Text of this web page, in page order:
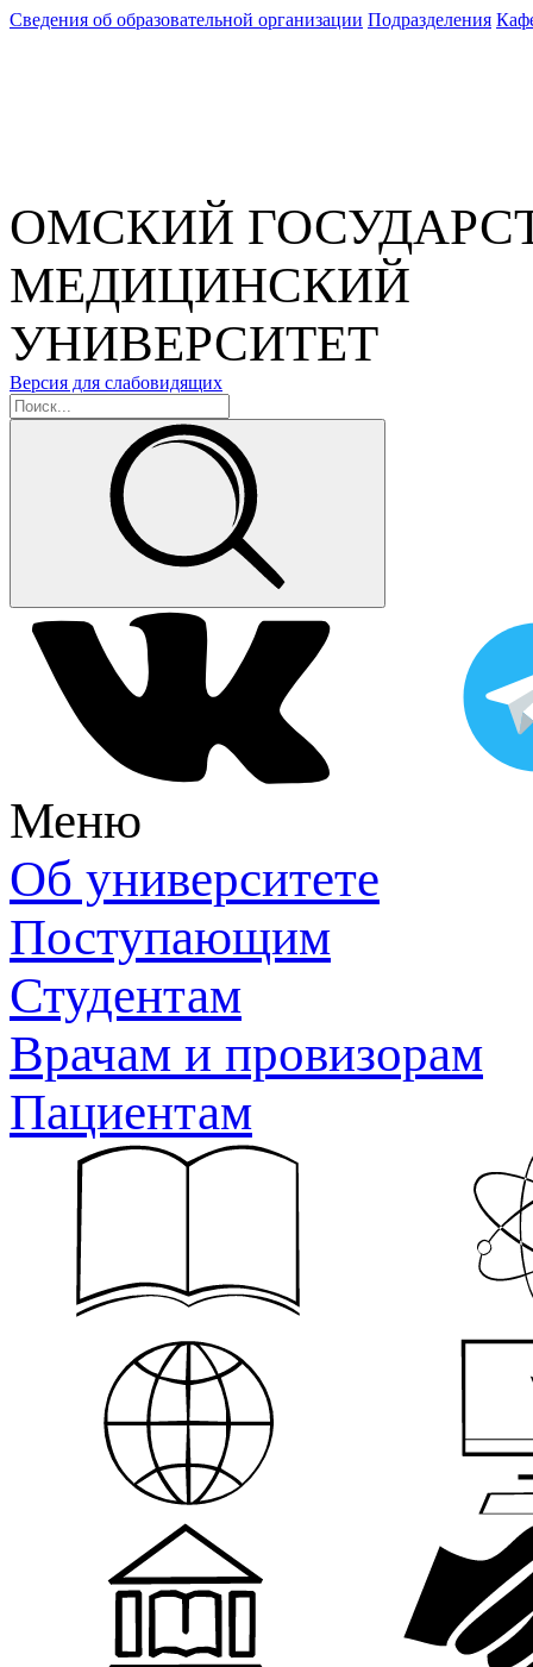
Сведения об образовательной организации Подразделения
ОМСКИЙ
МЕДИЦИНСКИЙ
УНИВЕРСИТЕТ
Версия для слабовидящих
Меню
Об университете
Поступающим
Студентам
Врачам и провизорам
Пациентам